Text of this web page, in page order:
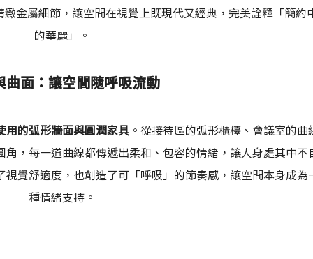
金屬細節，讓空間在視覺上既現代又經典，完美詮釋「簡約
的華麗」。
曲面：讓空間隨呼吸流動
用的弧形牆面與圓潤家具 。從接待區的弧形櫃檯、會議室的曲
，每一道曲線都傳遞出柔和、包容的情緒，讓人身處其中不
覺舒適度，也創造了可「呼吸」的節奏感，讓空間本身成為
種情緒支持。